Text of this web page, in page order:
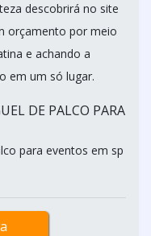
descobrirá no site
orçamento por meio
e achando a
em um só lugar.
DE PALCO PARA
para eventos em sp